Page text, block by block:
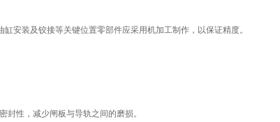
安装及铰接等关键位置零部件应采用机加工制作，以保证精度。
封性，减少闸板与导轨之间的磨损。